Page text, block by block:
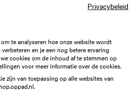
Robert en ik een paar
en lekker eten voor drie dagen
onze neus achterna. Het
trektocht via smalle paden,
bloemen en over ruige
plensde het, in Rifugio
Privacybeleid
te analyseren hoe onze website wordt
en je een nog betere ervaring
cookies om de inhoud af te stemmen op
voor meer informatie over de cookies.
zijn van toepassing op alle websites van